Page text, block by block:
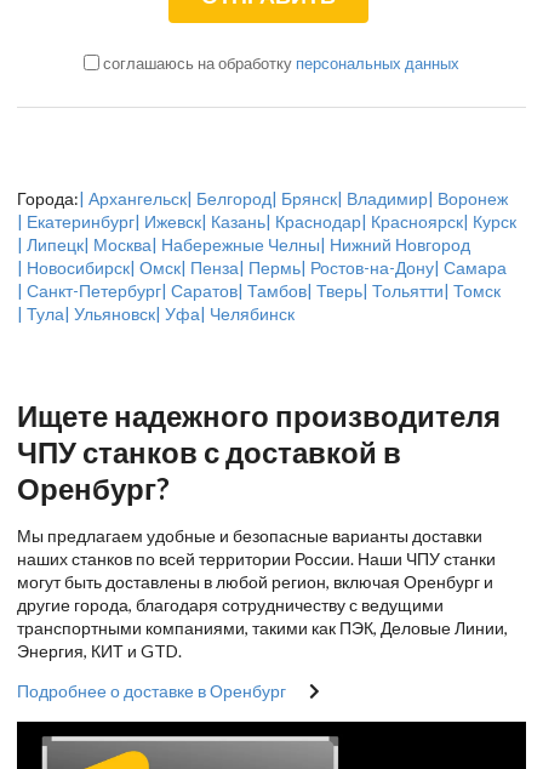
соглашаюсь на обработку персональных данных
Города:| Архангельск| Белгород| Брянск| Владимир| Воронеж
| Екатеринбург| Ижевск| Казань| Краснодар| Красноярск| Курск
| Липецк| Москва| Набережные Челны| Нижний Новгород
| Новосибирск| Омск| Пенза| Пермь| Ростов-на-Дону| Самара
| Санкт-Петербург| Саратов| Тамбов| Тверь| Тольятти| Томск
| Тула| Ульяновск| Уфа| Челябинск
Ищете надежного производителя
ЧПУ станков с доставкой в
Оренбург?
Мы предлагаем удобные и безопасные варианты доставки
наших станков по всей территории России. Наши ЧПУ станки
могут быть доставлены в любой регион, включая Оренбург и
другие города, благодаря сотрудничеству с ведущими
транспортными компаниями, такими как ПЭК, Деловые Линии,
Энергия, КИТ и GTD.
Подробнее о доставке в Оренбург